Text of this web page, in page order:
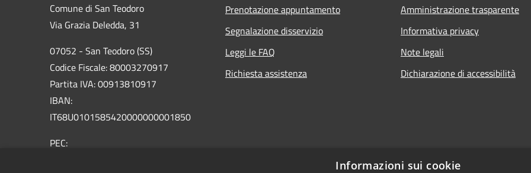
Comune di San Teodoro
Via Grazia Deledda, 31
07052 - San Teodoro (SS)
Codice Fiscale: 80003270917
Partita IVA: 00913810917
IBAN:
IT68U0101585420000000001850
PEC:
Prenotazione appuntamento
Segnalazione disservizio
Leggi le FAQ
Richiesta assistenza
Amministrazione trasparente
Informativa privacy
Note legali
Dichiarazione di accessibilità
Informazioni sui cookie